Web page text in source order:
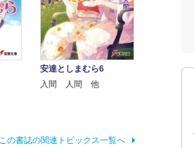
安達としまむら6
入間 人間 他
この書誌の関連トピックス一覧へ